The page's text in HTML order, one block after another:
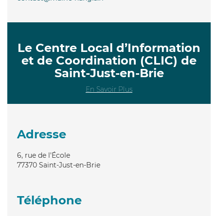
Le Centre Local d’Information
et de Coordination (CLIC) de
Saint-Just-en-Brie
En Savoir Plus
Adresse
6, rue de l'École
77370 Saint-Just-en-Brie
Téléphone